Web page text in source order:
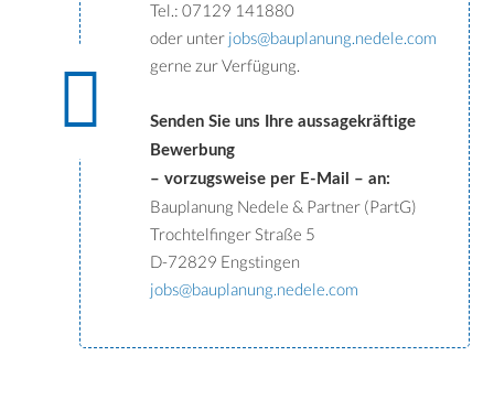
Tel.: 07129 141880
oder unter jobs@bauplanung.nedele.com
gerne zur Verfügung.
Senden Sie uns Ihre aussagekräftige
Bewerbung
– vorzugsweise per E-Mail – an:
Bauplanung Nedele & Partner (PartG)
Trochtelfinger Straße 5
D-72829 Engstingen
jobs@bauplanung.nedele.com